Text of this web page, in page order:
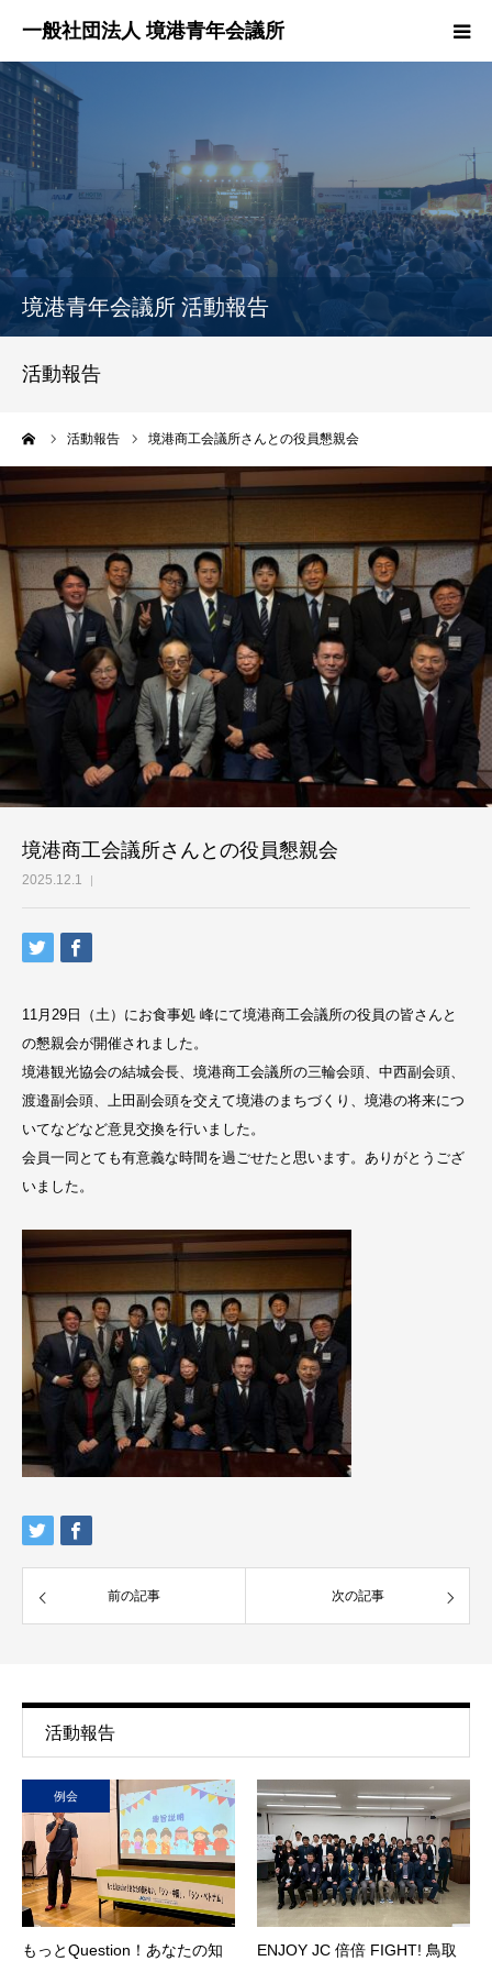
境港青年会議所 活動報告
活動報告
活動報告 境港商工会議所さんとの役員懇親会
境港商工会議所さんとの役員懇親会
2025.12.1
11月29日（土）にお食事処 峰にて境港商工会議所の役員の皆さんと
の懇親会が開催されました。
境港観光協会の結城会長、境港商工会議所の三輪会頭、中西副会頭、
渡邉副会頭、上田副会頭を交えて境港のまちづくり、境港の将来につ
いてなどなど意見交換を行いました。
会員一同とても有意義な時間を過ごせたと思います。ありがとうござ
いました。
前の記事 次の記事
活動報告
例会
もっとQuestion！あなたの知
ENJOY JC 倍倍 FIGHT! 鳥取
HOME
境港青年会議所とは？
境港青年会議所の活動報告
各委員会紹介